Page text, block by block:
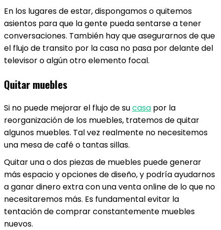
En los lugares de estar, dispongamos o quitemos
asientos para que la gente pueda sentarse a tener
conversaciones. También hay que asegurarnos de que
el flujo de transito por la casa no pasa por delante del
televisor o algún otro elemento focal.
Quitar muebles
Si no puede mejorar el flujo de sucasa por la
reorganización de los muebles, tratemos de quitar
algunos muebles. Tal vez realmente no necesitemos
una mesa de café o tantas sillas.
Quitar una o dos piezas de muebles puede generar
más espacio y opciones de diseño, y podría ayudarnos
a ganar dinero extra con una venta online de lo que no
necesitaremos más. Es fundamental evitar la
tentación de comprar constantemente muebles
nuevos.